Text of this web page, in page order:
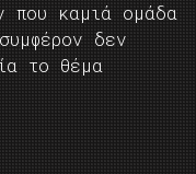
που καμιά ομάδα
δεν
το θέμα